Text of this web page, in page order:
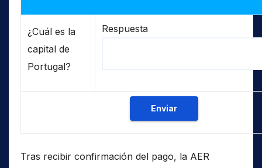
¿Cuál es la
capital de
Portugal?
Respuesta
Tras recibir confirmación del pago, la AER